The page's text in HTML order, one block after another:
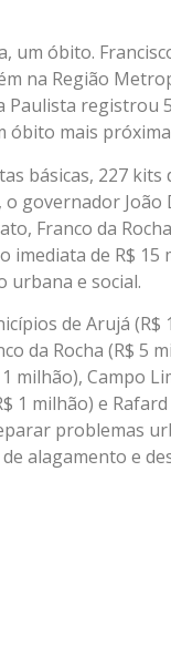
um óbito.
na Região
Paulista registrou
óbito mais
básicas, 227
governador João
Franco da
de R$
urbana e social.
de Arujá (R$
da Rocha (R$ 5
milhão), Campo
1 milhão) e
problemas
alagamento e